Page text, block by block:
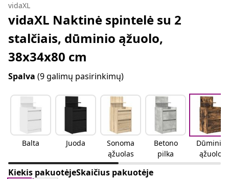
vidaXL
vidaXL Naktinė spintelė su 2
stalčiais, dūminio ąžuolo,
38x34x80 cm
Spalva (9 galimų pasirinkimų)
Balta Juoda
Sonoma
ąžuolas
Betono
pilka
Dūminio
ąžuolo
Kiekis pakuotėjeSkaičius pakuotėje